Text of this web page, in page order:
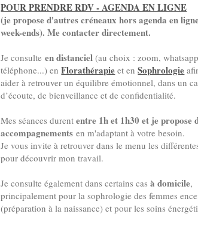
POUR PRENDRE RDV - AGENDA EN LIGNE
(je propose d'autres créneaux hors agenda en
week-ends). Me contacter directement.
Je consulteen distanciel (au choix : zoom,
téléphone...) enFlorathérapie et enSophrologie
aider à retrouver un équilibre émotionnel, dans un
d’écoute, de bienveillance et de confidentialité.
Mes séances durententre 1h et 1h30 et je propose
accompagnements en m'adaptant à votre besoin.
Je vous invite à retrouver dans le menu les
pour découvrir mon travail.
Je consulte également dans certains casà domicile,
principalement pour la sophrologie des femmes
(préparation à la naissance) et pour les soins